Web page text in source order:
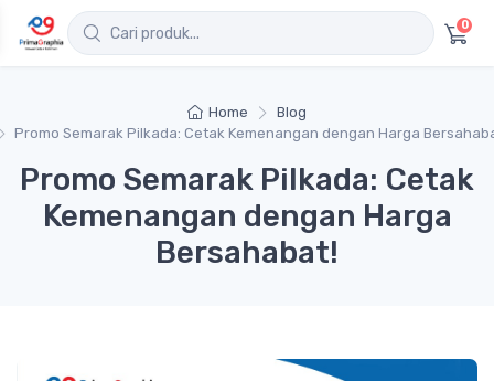
0
Home
Blog
Promo Semarak Pilkada: Cetak Kemenangan dengan Harga
Promo Semarak Pilkada: Cetak
Kemenangan dengan Harga
Bersahabat!